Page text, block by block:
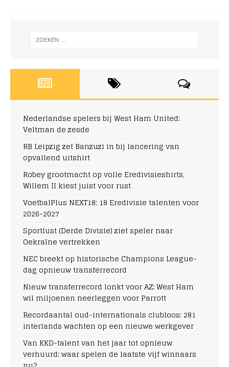
Nederlandse spelers bij West Ham United:
Veltman de zesde
RB Leipzig zet Banzuzi in bij lancering van
opvallend uitshirt
Robey grootmacht op volle Eredivisieshirts,
Willem II kiest juist voor rust
VoetbalPlus NEXT18: 18 Eredivisie talenten voor
2026-2027
Sportlust (Derde Divisie) ziet speler naar
Oekraïne vertrekken
NEC breekt op historische Champions League-
dag opnieuw transferrecord
Nieuw transferrecord lonkt voor AZ: West Ham
wil miljoenen neerleggen voor Parrott
Recordaantal oud-internationals clubloos: 281
interlands wachten op een nieuwe werkgever
Van KKD-talent van het jaar tot opnieuw
verhuurd: waar spelen de laatste vijf winnaars